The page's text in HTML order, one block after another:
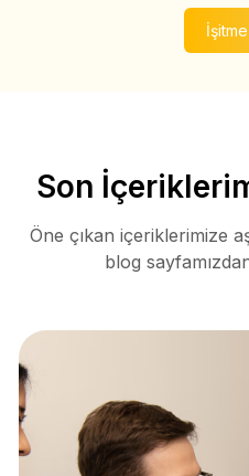
Son
Öne çıkan içeriklerimize
blog